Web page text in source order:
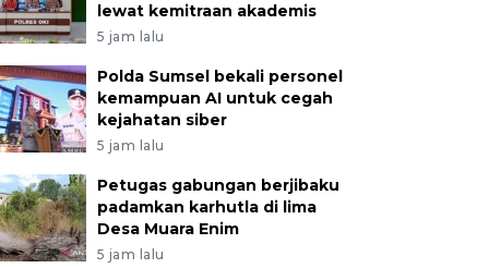
lewat kemitraan akademis
5 jam lalu
Polda Sumsel bekali personel
kemampuan AI untuk cegah
kejahatan siber
5 jam lalu
Petugas gabungan berjibaku
padamkan karhutla di lima
Desa Muara Enim
5 jam lalu